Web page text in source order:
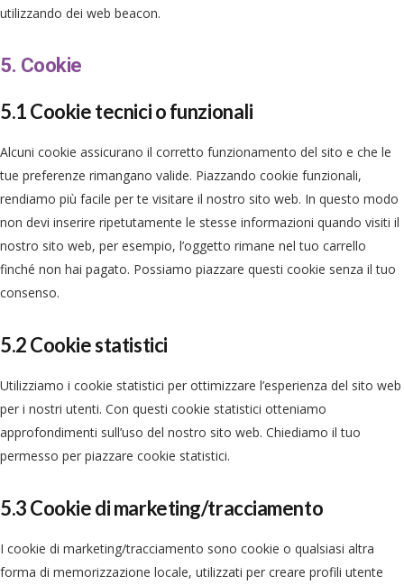
utilizzando dei web beacon.
5. Cookie
5.1 Cookie tecnici o funzionali
Alcuni cookie assicurano il corretto funzionamento del sito e che le
tue preferenze rimangano valide. Piazzando cookie funzionali,
rendiamo più facile per te visitare il nostro sito web. In questo modo
non devi inserire ripetutamente le stesse informazioni quando visiti il
nostro sito web, per esempio, l’oggetto rimane nel tuo carrello
finché non hai pagato. Possiamo piazzare questi cookie senza il tuo
consenso.
5.2 Cookie statistici
Utilizziamo i cookie statistici per ottimizzare l’esperienza del sito web
per i nostri utenti. Con questi cookie statistici otteniamo
approfondimenti sull’uso del nostro sito web. Chiediamo il tuo
permesso per piazzare cookie statistici.
5.3 Cookie di marketing/tracciamento
I cookie di marketing/tracciamento sono cookie o qualsiasi altra
forma di memorizzazione locale, utilizzati per creare profili utente